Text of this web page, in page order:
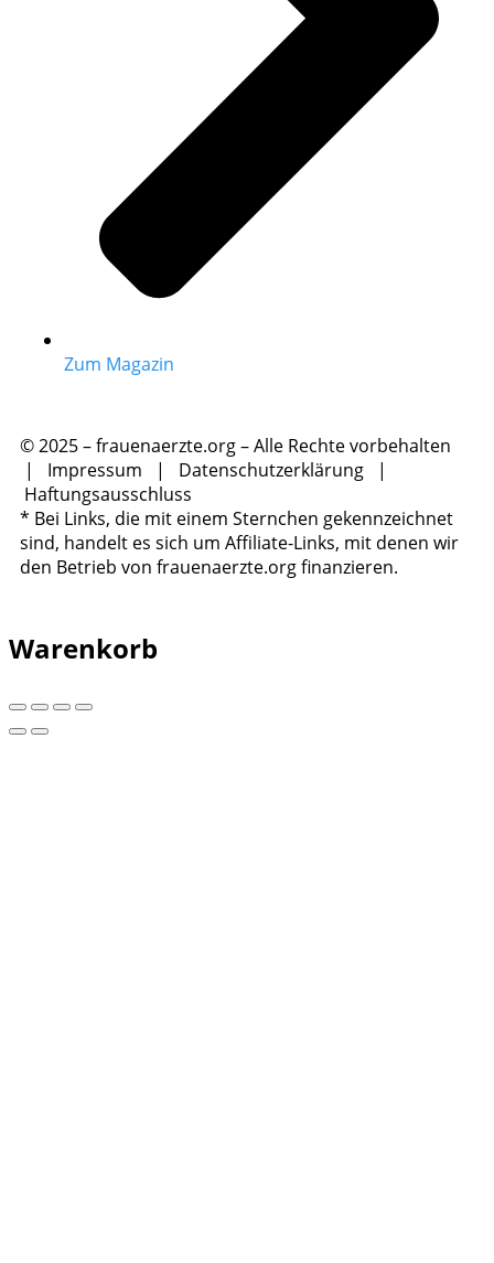
Zum Magazin
© 2025 – frauenaerzte.org – Alle Rechte vorbehalten
| Impressum | Datenschutzerklärung |
Haftungsausschluss
* Bei Links, die mit einem Sternchen gekennzeichnet
sind, handelt es sich um Affiliate-Links, mit denen wir
den Betrieb von frauenaerzte.org finanzieren.
Warenkorb